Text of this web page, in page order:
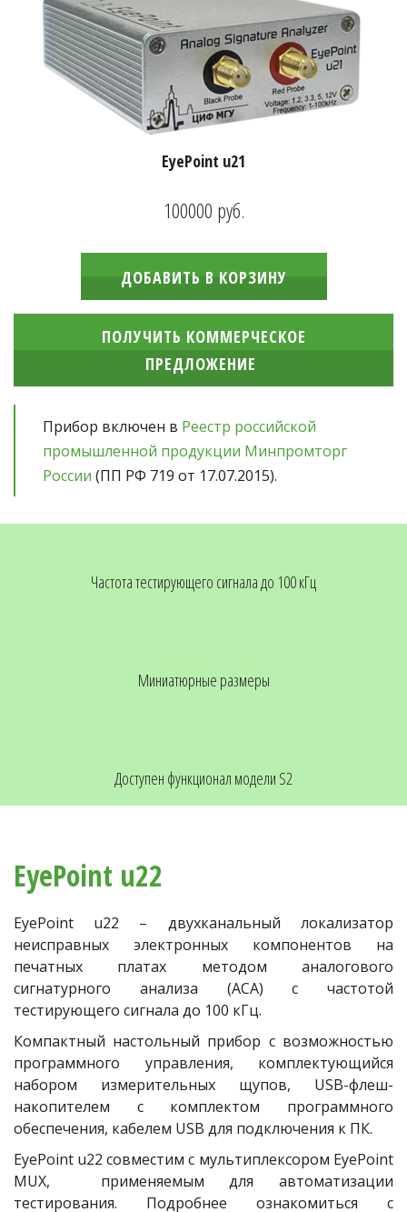
EyePoint u21
100000 руб.
ДОБАВИТЬ В КОРЗИНУ
ПОЛУЧИТЬ КОММЕРЧЕСКОЕ
ПРЕДЛОЖЕНИЕ
Прибор включен в Реестр российской
промышленной продукции Минпромторг
России (ПП РФ 719 от 17.07.2015).
Частота тестирующего сигнала до 100 кГц
Миниатюрные размеры
Доступен функционал модели S2
EyePoint u22
EyePoint u22 – двухканальный локализатор
неисправных электронных компонентов на
печатных платах методом аналогового
сигнатурного анализа (АСА) с частотой
тестирующего сигнала до 100 кГц.
Компактный настольный прибор с возможностью
программного управления, комплектующийся
набором измерительных щупов, USB-флеш-
накопителем с комплектом программного
обеспечения, кабелем USB для подключения к ПК.
EyePoint u22 совместим с мультиплексором EyePoint
MUX, применяемым для автоматизации
тестирования. Подробнее ознакомиться с